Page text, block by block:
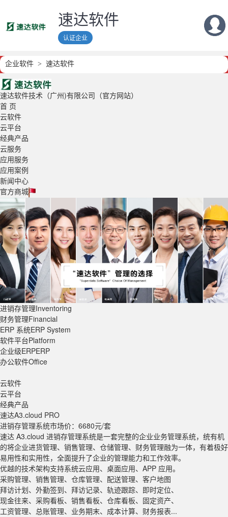
速达软件
认证企业
企业软件 速达软件
速达软件技术（广州)有限公司（官方网站）
首 页
云软件
云平台
经典产品
云服务
应用服务
应用案例
新闻中心
官方商城
进销存管理Inventoring
财务管理Financial
ERP 系统ERP System
软件平台Platform
企业级ERPERP
办公软件Office
云软件
云平台
经典产品
速达A3.cloud PRO
进销存管理系统市场价：6680元/套
速达 A3.cloud 进销存管理系统是一套完整的企业业务管理系统，统有机
的将企业进货管理、销售管理、仓储管理、财务管理融为一体，有着极好
易用性和实用性，全面提升了企业的管理能力和工作效率。
优越的技术架构支持系统云应用、桌面应用、APP 应用。
采购管理、销售管理、仓库管理、配送管理、客户地图
拜访计划、外勤签到、拜访记录、轨迹跟踪、即时定位、
现金往来、采购看板、销售看板、仓库看板、固定资产、
工资管理、总账管理、业务期末、成本计算、财务报表...